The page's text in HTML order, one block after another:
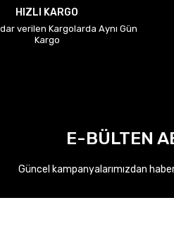
HIZLI KARGO
verilen Kargolarda Aynı Gün
Kargo
E-BÜLTEN
Güncel kampanyalarımızdan